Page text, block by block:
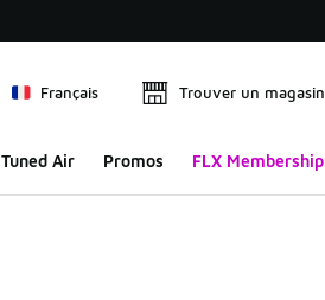
Français Trouver un magasin
Air Promos FLX Membership